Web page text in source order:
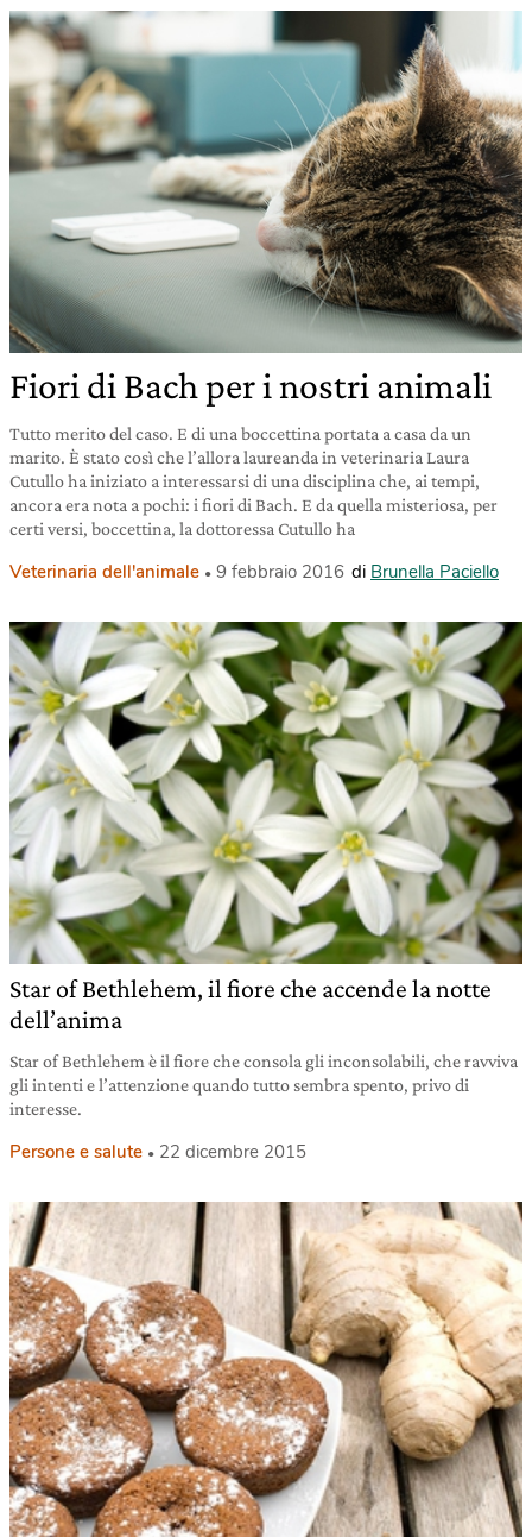
Fiori di Bach per i nostri animali
Tutto merito del caso. E di una boccettina portata a casa da un
marito. È stato così che l’allora laureanda in veterinaria Laura
Cutullo ha iniziato a interessarsi di una disciplina che, ai tempi,
ancora era nota a pochi: i fiori di Bach. E da quella misteriosa, per
certi versi, boccettina, la dottoressa Cutullo ha
Veterinaria dell'animale 9 febbraio 2016 di Brunella Paciello
Star of Bethlehem, il fiore che accende la notte
dell’anima
Star of Bethlehem è il fiore che consola gli inconsolabili, che ravviva
gli intenti e l’attenzione quando tutto sembra spento, privo di
interesse.
Persone e salute 22 dicembre 2015